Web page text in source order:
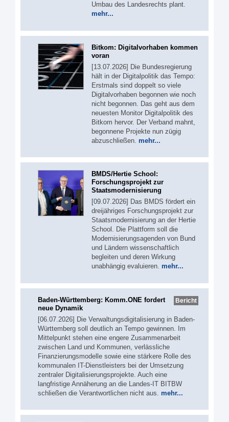
Umbau des Landesrechts plant.
mehr...
Bitkom: Digitalvorhaben kommen
voran
[13.07.2026] Die Bundesregierung
hält in der Digitalpolitik das Tempo:
Erstmals sind doppelt so viele
Digitalvorhaben begonnen wie noch
nicht begonnen. Das geht aus dem
neuesten Monitor Digitalpolitik des
Bitkom hervor. Der Verband mahnt,
begonnene Projekte nun zügig
abzuschließen. mehr...
BMDS/Hertie School:
Forschungsprojekt zur
Staatsmodernisierung
[09.07.2026] Das BMDS fördert ein
dreijähriges Forschungsprojekt zur
Staatsmodernisierung an der Hertie
School. Die Plattform soll die
Modernisierungsagenden von Bund
und Ländern wissenschaftlich
begleiten und deren Wirkung
unabhängig evaluieren. mehr...
Bericht
Baden-Württemberg: Komm.ONE fordert
neue Dynamik
[06.07.2026] Die Verwaltungsdigitalisierung in Baden-
Württemberg soll deutlich an Tempo gewinnen. Im
Mittelpunkt stehen eine engere Zusammenarbeit
zwischen Land und Kommunen, verlässliche
Finanzierungsmodelle sowie eine stärkere Rolle des
kommunalen IT-Dienstleisters bei der Umsetzung
zentraler Digitalisierungsprojekte. Auch eine
langfristige Annäherung an die Landes-IT BITBW
schließen die Verantwortlichen nicht aus. mehr...